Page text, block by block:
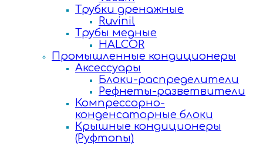
Трубки дренажные
Ruvinil
Трубы медные
HALCOR
Промышленные кондиционеры
Аксессуары
Блоки-распределители
Рефнеты-разветвители
Компрессорно-
конденсаторные блоки
Крышные кондиционеры
(Руфтопы)